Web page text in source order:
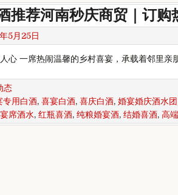
推荐河南秒庆商贸｜订
5月25日
心 一席热闹温馨的乡村喜宴，承载着邻里亲
态
专用白酒, 喜宴白酒, 喜庆白酒, 婚宴婚庆酒水
宴席酒水, 红瓶喜酒, 纯粮婚宴酒, 结婚喜酒, 高